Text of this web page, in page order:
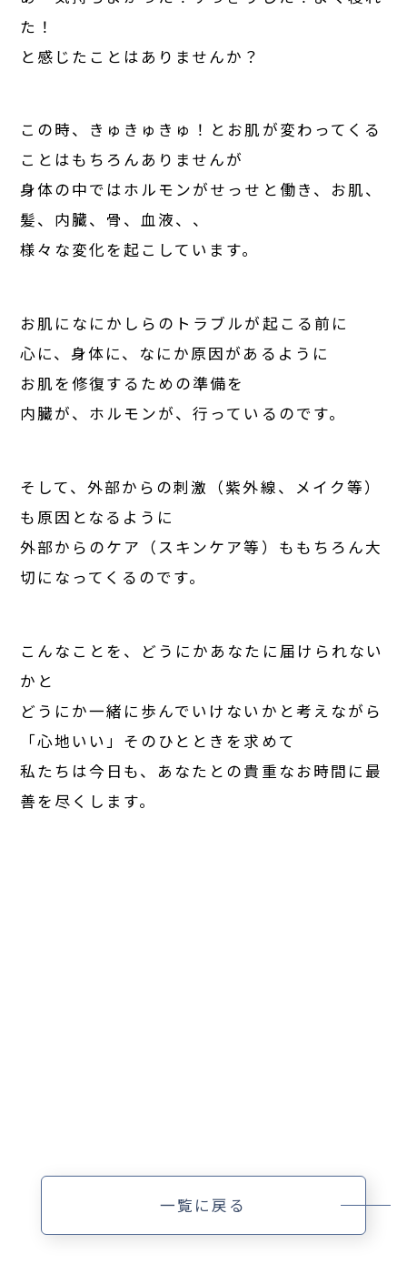
た！
と感じたことはありませんか？
この時、きゅきゅきゅ！とお肌が変わってくる
ことはもちろんありませんが
身体の中ではホルモンがせっせと働き、お肌、
髪、内臓、骨、血液、、
様々な変化を起こしています。
お肌になにかしらのトラブルが起こる前に
心に、身体に、なにか原因があるように
お肌を修復するための準備を
内臓が、ホルモンが、行っているのです。
そして、外部からの刺激（紫外線、メイク等）
も原因となるように
外部からのケア（スキンケア等）ももちろん大
切になってくるのです。
こんなことを、どうにかあなたに届けられない
かと
どうにか一緒に歩んでいけないかと考えながら
「心地いい」そのひとときを求めて
私たちは今日も、あなたとの貴重なお時間に最
善を尽くします。
一覧に戻る